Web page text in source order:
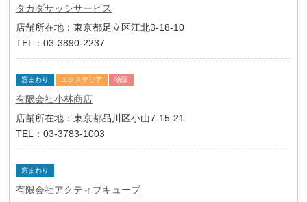
タカダサッシサービス
店舗所在地：東京都足立区江北3-18-10
TEL：03-3890-2237
窓まわり エクステリア 物販
有限会社小林商店
店舗所在地：東京都品川区小山7-15-21
TEL：03-3783-1003
窓まわり
有限会社アクティブキューブ